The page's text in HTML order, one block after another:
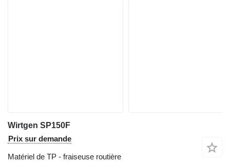
Wirtgen SP150F
Prix sur demande
Matériel de TP - fraiseuse routière